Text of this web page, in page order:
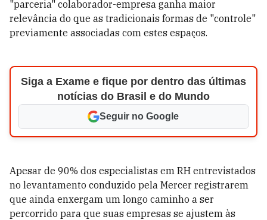
"parceria" colaborador-empresa ganha maior
relevância do que as tradicionais formas de "controle"
previamente associadas com estes espaços.
Siga a Exame e fique por dentro das últimas
notícias do Brasil e do Mundo
Seguir no Google
Apesar de 90% dos especialistas em RH entrevistados
no levantamento conduzido pela Mercer registrarem
que ainda enxergam um longo caminho a ser
percorrido para que suas empresas se ajustem às